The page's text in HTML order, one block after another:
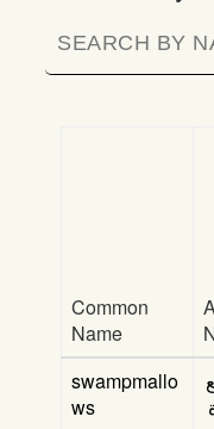
Common
Name
swampmallo
ws